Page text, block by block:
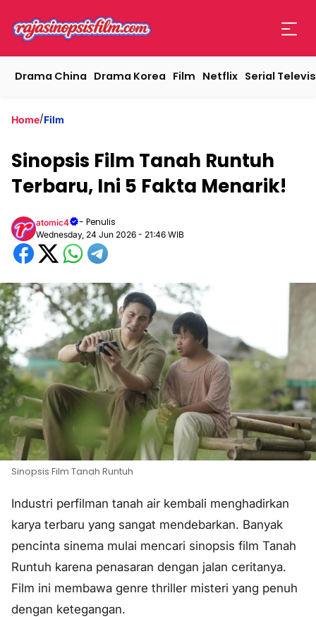
Drama China Drama Korea Film Netflix Serial
Home/Film
Sinopsis Film Tanah Runtuh
Terbaru, Ini 5 Fakta Menarik!
atomic4 - Penulis
Wednesday, 24 Jun 2026 - 21:46 WIB
Sinopsis Film Tanah Runtuh
Industri perfilman tanah air kembali menghadirkan
karya terbaru yang sangat mendebarkan. Banyak
pencinta sinema mulai mencari sinopsis film Tanah
Runtuh karena penasaran dengan jalan ceritanya.
Film ini membawa genre thriller misteri yang penuh
dengan ketegangan.